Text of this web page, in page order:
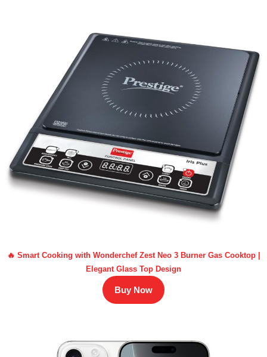
🔥 Smart Cooking with Wonderchef Zest Neo 3 Burner Gas Cooktop |
Elegant Glass Top Design
Buy Now